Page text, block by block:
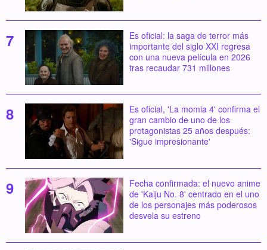
Es oficial: la saga de terror más
importante del siglo XXI regresa
con una nueva película en 2026
tras recaudar 731 millones
Es oficial, 'La momia 4' confirma el
gran cambio de uno de los
protagonistas 25 años después:
'Sigue impresionante'
Fecha confirmada: el nuevo anime
de 'Kaiju No. 8' centrado en el uno
de los personajes más poderosos
desvela su estreno